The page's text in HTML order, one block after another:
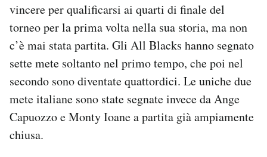
CALENDARIO
AREA PERSONALE
Area Personale
Newsletter
Hai bisogno di aiuto?
vincere per qualificarsi ai quarti di finale del
torneo per la prima volta nella sua storia, ma non
c’è mai stata partita. Gli All Blacks hanno segnato
sette mete soltanto nel primo tempo, che poi nel
secondo sono diventate quattordici. Le uniche due
mete italiane sono state segnate invece da Ange
Capuozzo e Monty Ioane a partita già ampiamente
chiusa.